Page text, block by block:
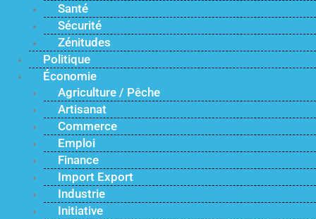
Santé
Sécurité
Zénitudes
Politique
Économie
Agriculture / Pêche
Artisanat
Commerce
Emploi
Finance
Import Export
Industrie
Initiative